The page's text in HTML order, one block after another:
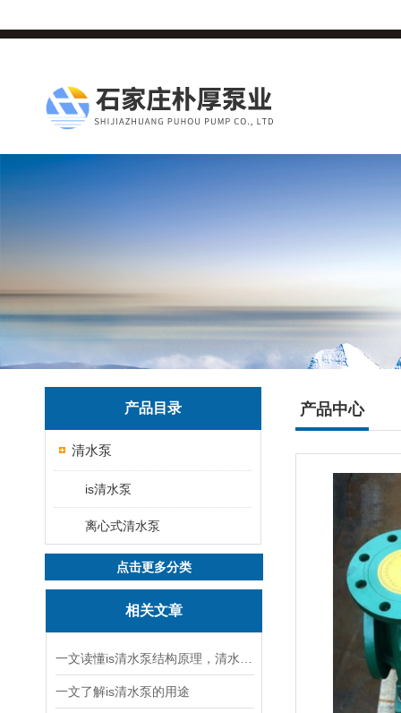
产品目录
清水泵
is清水泵
离心式清水泵
点击更多分类
相关文章
一文了解is清水泵的用途
产品中心